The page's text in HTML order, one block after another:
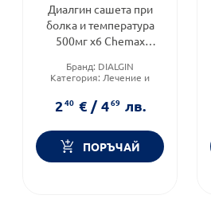
Диалгин сашета при
болка и температура
500мг х6 Chemax
Бранд: DIALGIN
Категория: Лечение и
Форма на продукта:
240 € / 469 лв.
ПОРЪЧАЙ